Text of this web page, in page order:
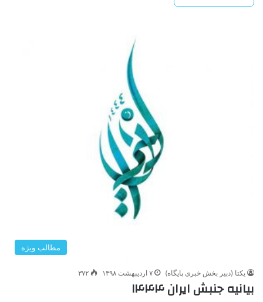
مطالب ویژه
یکتا (دبیر بخش خبری پایگاه) ۷ اردیبهشت ۱۳۹۸ ۳۷۲
بیانیه جنبش ایران ۱۴۴۴